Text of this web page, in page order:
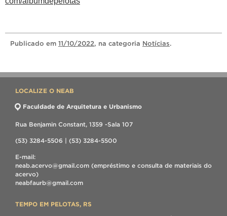
Publicado em 11/10/2022, na categoria Notícias.
LOCALIZE O NEAB
Faculdade de Arquitetura e Urbanismo
Rua Benjamin Constant, 1359 -Sala 107
(53) 3284-5506 | (53) 3284-5500
E-mail:
neab.acervo@gmail.com (empréstimo e consulta de materiais do
acervo)
neabfaurb@gmail.com
TEMPO EM PELOTAS, RS